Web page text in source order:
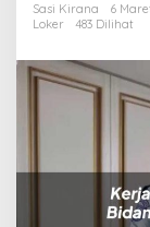
Sasi Kirana
6
Loker
483 Dilihat